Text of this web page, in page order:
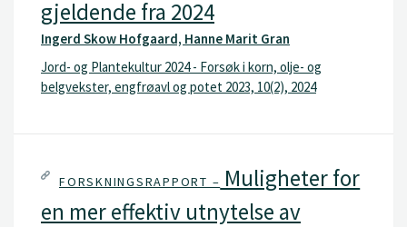
gjeldende fra 2024
Ingerd Skow Hofgaard, Hanne Marit Gran
Jord- og Plantekultur 2024 - Forsøk i korn, olje- og
belgvekster, engfrøavl og potet 2023, 10(2), 2024
FORSKNINGSRAPPORT – Muligheter for
en mer effektiv utnytelse av